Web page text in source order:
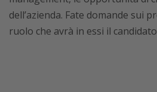
dell’azienda. Fate domande sui
ruolo che avrà in essi il